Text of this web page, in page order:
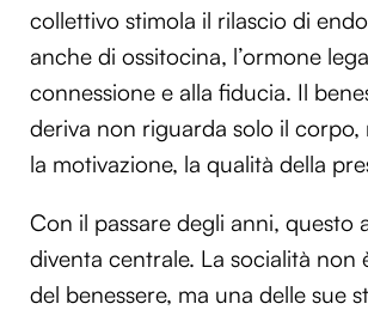
collettivo stimola il rilascio di
anche di ossitocina, l’ormone
connessione e alla fiducia. Il
deriva non riguarda solo il corpo,
la motivazione, la qualità della
Con il passare degli anni, questo
diventa centrale. La socialità
del benessere, ma una delle sue